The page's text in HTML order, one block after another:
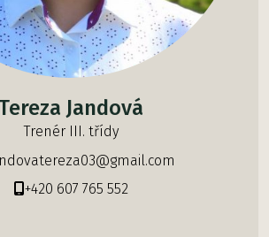
Jandová
Trenér III. třídy
+420 607 765 552